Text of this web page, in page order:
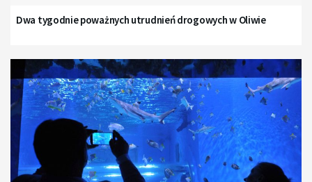
Dwa tygodnie poważnych utrudnień drogowych w Oliwie